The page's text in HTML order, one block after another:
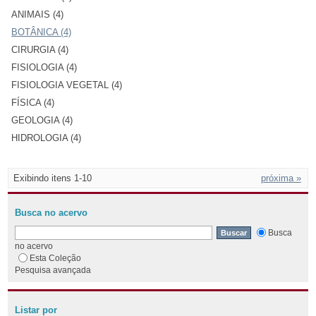
ANIMAIS (4)
BOTÂNICA (4)
CIRURGIA (4)
FISIOLOGIA (4)
FISIOLOGIA VEGETAL (4)
FÍSICA (4)
GEOLOGIA (4)
HIDROLOGIA (4)
Exibindo itens 1-10 próxima »
Busca no acervo
Busca
no acervo
Esta Coleção
Pesquisa avançada
Listar por